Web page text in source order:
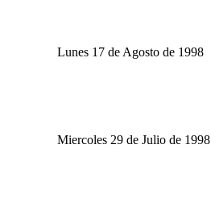
Lunes 17 de Agosto de 1998
Miercoles 29 de Julio de 1998